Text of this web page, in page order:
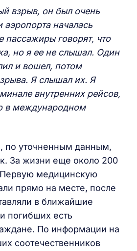
взрыв, он был очень
аэропорта началась
пассажиры говорят, что
но я ее не слышал. Один
и вошел, потом
Я слышал их. Я
внутренних рейсов,
в международном
по уточненным данным,
За жизни еще около 200
медицинскую
прямо на месте, после
в ближайшие
погибших есть
По информации на
соотечественников